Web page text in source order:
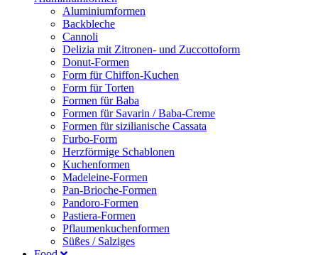
Aluminiumformen
Backbleche
Cannoli
Delizia mit Zitronen- und Zuccottoform
Donut-Formen
Form für Chiffon-Kuchen
Form für Torten
Formen für Baba
Formen für Savarin / Baba-Creme
Formen für sizilianische Cassata
Furbo-Form
Herzförmige Schablonen
Kuchenformen
Madeleine-Formen
Pan-Brioche-Formen
Pandoro-Formen
Pastiera-Formen
Pflaumenkuchenformen
Süßes / Salziges